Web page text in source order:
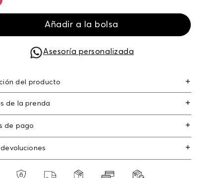
Añadir a la bolsa
Asesoría personalizada
del producto
libres rectangular
de la prenda
de pago
de crédito: Visa, Dinners, Master Card y
débito: Maestro, Electron.
devoluciones